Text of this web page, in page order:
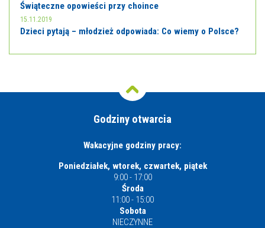
Świąteczne opowieści przy choince
15.11.2019
Dzieci pytają – młodzież odpowiada: Co wiemy o Polsce?
Godziny otwarcia
Wakacyjne godziny pracy:
Poniedziałek, wtorek, czwartek, piątek
9:00 - 17:00
Środa
11:00 - 15:00
Sobota
NIECZYNNE